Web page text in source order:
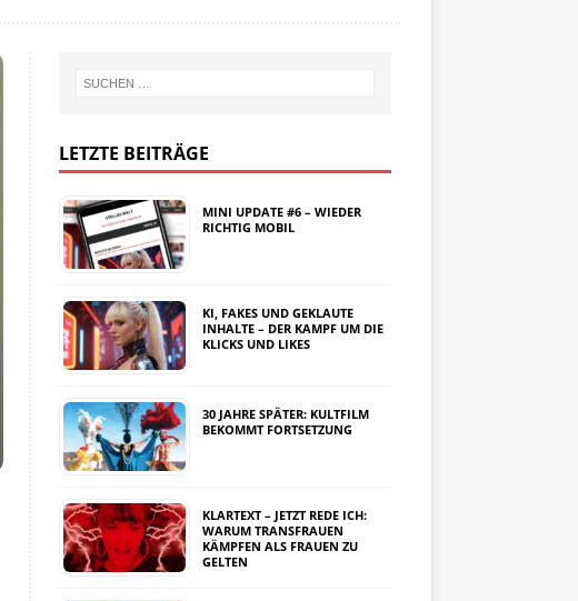
LETZTE BEITRÄGE
MINI UPDATE #6 – WIEDER
RICHTIG MOBIL
KI, FAKES UND GEKLAUTE
INHALTE – DER KAMPF UM DIE
KLICKS UND LIKES
30 JAHRE SPÄTER: KULTFILM
BEKOMMT FORTSETZUNG
KLARTEXT – JETZT REDE ICH:
WARUM TRANSFRAUEN
KÄMPFEN ALS FRAUEN ZU
GELTEN